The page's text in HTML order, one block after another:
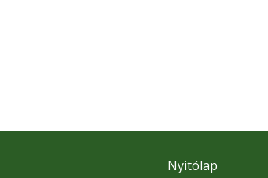
Nyitólap